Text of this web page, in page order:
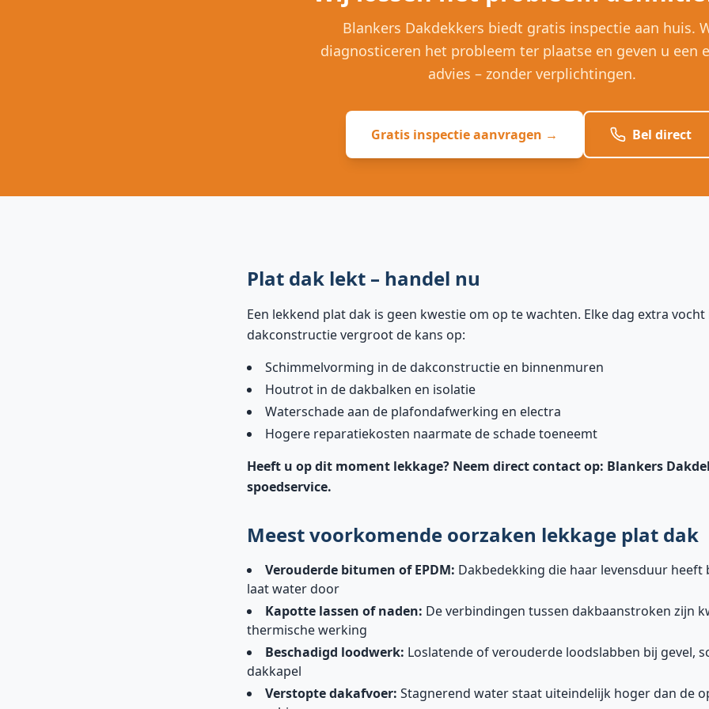
Blankers Dakdekkers biedt gratis inspectie aan huis.
diagnosticeren het probleem ter plaatse en geven u een
advies – zonder verplichtingen.
Gratis inspectie aanvragen → Bel direct
Plat dak lekt – handel nu
Een lekkend plat dak is geen kwestie om op te wachten. Elke dag extra
dakconstructie vergroot de kans op:
Schimmelvorming in de dakconstructie en binnenmuren
Houtrot in de dakbalken en isolatie
Waterschade aan de plafondafwerking en electra
Hogere reparatiekosten naarmate de schade toeneemt
Heeft u op dit moment lekkage? Neem direct contact op: Blankers
spoedservice.
Meest voorkomende oorzaken lekkage plat dak
Verouderde bitumen of EPDM: Dakbedekking die haar levensduur heeft
laat water door
Kapotte lassen of naden: De verbindingen tussen dakbaanstroken zijn
thermische werking
Beschadigd loodwerk: Loslatende of verouderde loodslabben bij gevel,
dakkapel
Verstopte dakafvoer: Stagnerend water staat uiteindelijk hoger dan de